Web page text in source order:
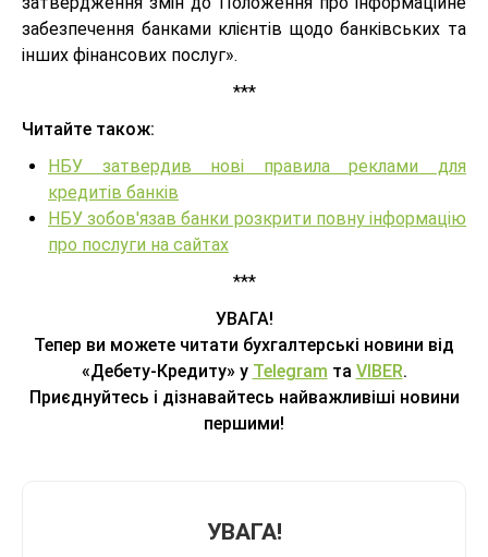
забезпечення банками клієнтів щодо банківських та
інших фінансових послуг».
***
Читайте також:
НБУ затвердив нові правила реклами для
кредитів банків
НБУ зобов'язав банки розкрити повну інформацію
про послуги на сайтах
***
УВАГА!
Тепер ви можете читати бухгалтерські новини від
«Дебету-Кредиту» у Telegram та VIBER.
Приєднуйтесь і дізнавайтесь найважливіші новини
першими!
УВАГА!